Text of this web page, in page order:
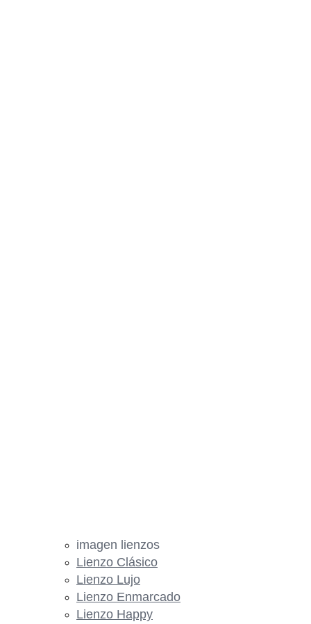
imagen lienzos
Lienzo Clásico
Lienzo Lujo
Lienzo Enmarcado
Lienzo Happy